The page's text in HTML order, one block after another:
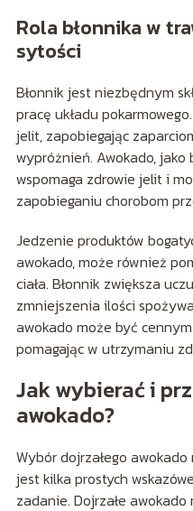
Rola błonnika w
sytości
Błonnik jest niezbędnym
pracę układu
jelit, zapobiegając
wypróżnień. Awokado, jako
wspomaga zdrowie jelit i
zapobieganiu chorobom
Jedzenie produktów
awokado, może również
ciała. Błonnik zwiększa
zmniejszenia ilości
awokado może być
pomagając w utrzymaniu
Jak wybierać i
awokado?
Wybór dojrzałego
jest kilka prostych
zadanie. Dojrzałe awokado